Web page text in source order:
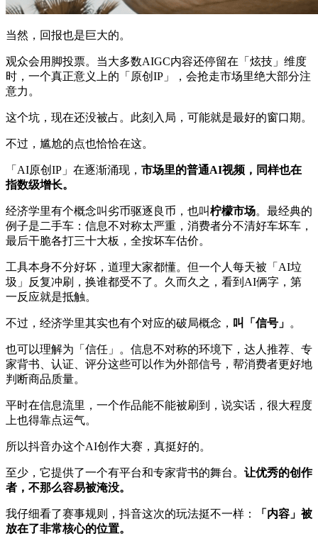
当然，回报也是巨大的。
观众会用脚投票。当大多数AIGC内容还停留在「炫技」维度
时，一个真正意义上的「原创IP」，会抢走市场里绝大部分注
意力。
这个坑，现在还没被占。此刻入局，可能就是最好的窗口期。
不过，尴尬的点也恰恰在这。
「AI原创IP」在逐渐涌现， 市场里的普通AI视频，同样也在
指数级增长。
经济学里有个概念叫劣币驱逐良币，也叫柠檬市场。最经典的
例子是二手车：信息不对称太严重，消费者分不清好车坏车，
最后干脆各打三十大板，全按坏车估价。
工具本身不分好坏，道理大家都懂。但一个人每天被「AI垃
圾」反复冲刷，换谁都受不了。久而久之，看到AI俩字，第
一反应就是抵触。
不过，经济学里其实也有个对应的破局概念， 叫「信号」 。
也可以理解为「信任」。信息不对称的环境下，达人推荐、专
家背书、认证、评分这些可以作为外部信号，帮消费者更好地
判断商品质量。
平时在信息流里，一个作品能不能被刷到，说实话，很大程度
上也得靠点运气。
所以抖音办这个AI创作大赛，真挺好的。
至少，它提供了一个有平台和专家背书的舞台。 让优秀的创作
者，不那么容易被淹没。
我仔细看了赛事规则，抖音这次的玩法挺不一样：
「内容」被
放在了非常核心的位置。